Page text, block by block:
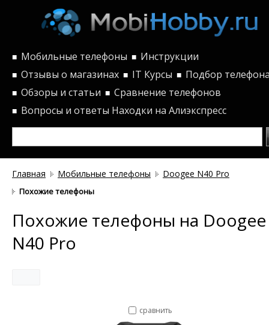
■ Мобильные телефоны ■ Инструкции
■ Отзывы о магазинах ■ IT Курсы ■ Подбор
■ Обзоры и статьи ■ Сравнение телефонов
■ Вопросы и ответы Находки на Алиэкспресс
Главная Мобильные телефоны Doogee N40 Pro
Похожие телефоны
Похожие телефоны на Doogee
N40 Pro
сравнить